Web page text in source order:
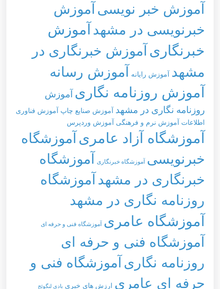
آموزش خبر نویسی آموزش
خبرنویسی در مشهد آموزش
خبرنگاری آموزش خبرنگاری در
مشهد آموزش رایانه آموزش رسانه
آموزش روزنامه نگاری آموزش
روزنامه نگاری در مشهد آموزش صنایع چاپ آموزش فناوری
اطلاعات آموزش نرم و فرهنگی آموزش وردپرس
آموزشگاه آزاد عامری آموزشگاه
خبرنویسی آموزشگاه خبرنگاری آموزشگاه
خبرنگاری در مشهد آموزشگاه
روزنامه نگاری در مشهد
آموزشگاه عامری آموزشگاه فنی و حرفه ای
آموزشگاه فنی و حرفه ای
روزنامه نگاری آموزشگاه فنی و
حرفه ای عامری ارزش های خبری بادی لنگوئج